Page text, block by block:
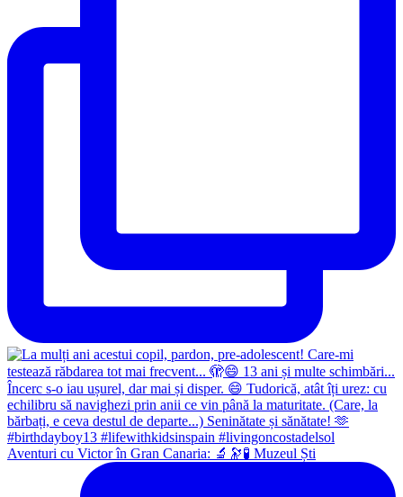
Aventuri cu Victor în Gran Canaria: 🔬🔭🧪 Muzeul Ști